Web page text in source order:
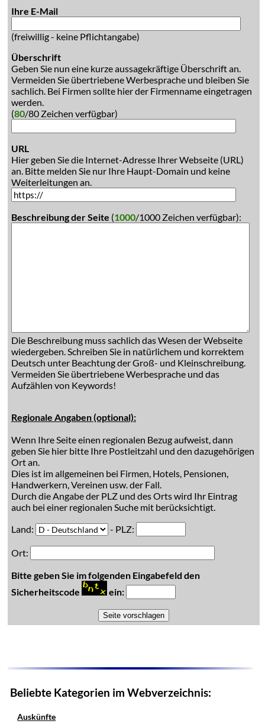
Ihre E-Mail
(freiwillig - keine Pflichtangabe)
Überschrift
Geben Sie nun eine kurze aussagekräftige Überschrift an.
Vermeiden Sie übertriebene Werbesprache und bleiben Sie
sachlich. Bei Firmen sollte hier der Firmenname eingetragen
werden.
(80/80 Zeichen verfügbar)
URL
Hier geben Sie die Internet-Adresse Ihrer Webseite (URL)
an. Bitte melden Sie nur Ihre Haupt-Domain und keine
Weiterleitungen an.
Beschreibung der Seite (1000/1000 Zeichen verfügbar):
Die Beschreibung muss sachlich das Wesen der Webseite
wiedergeben. Schreiben Sie in natürlichem und korrektem
Deutsch unter Beachtung der Groß- und Kleinschreibung.
Vermeiden Sie übertriebene Werbesprache und das
Aufzählen von Keywords!
Regionale Angaben (optional):
Wenn Ihre Seite einen regionalen Bezug aufweist, dann
geben Sie hier bitte Ihre Postleitzahl und den dazugehörigen
Ort an.
Dies ist im allgemeinen bei Firmen, Hotels, Pensionen,
Handwerkern, Vereinen usw. der Fall.
Durch die Angabe der PLZ und des Orts wird Ihr Eintrag
auch bei einer regionalen Suche mit berücksichtigt.
Land:
- PLZ:
Ort:
Bitte geben Sie im folgenden Eingabefeld den
Sicherheitscode
ein:
Beliebte Kategorien im Webverzeichnis:
Auskünfte